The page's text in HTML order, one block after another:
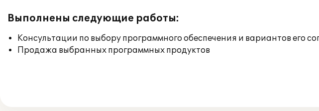
Выполнены следующие работы:
Консультации по выбору программного обеспечения и вариантов его
Продажа выбранных программных продуктов